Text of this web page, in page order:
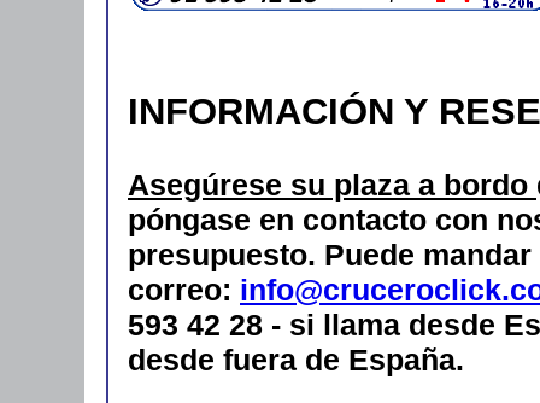
INFORMACIÓN Y
Asegúrese su plaza a bordo
póngase en contacto con
presupuesto. Puede
correo:
593 42 28 - si llama desde
desde fuera de España.